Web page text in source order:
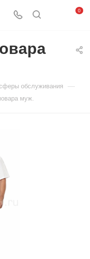
0
обслуживания —
муж.